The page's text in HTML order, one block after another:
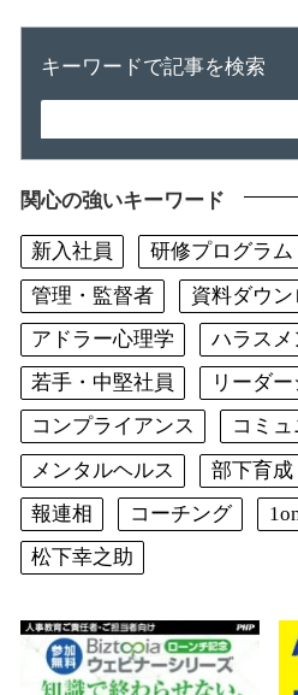
キーワードで記事を検索
関心の強いキーワード
新入社員 研修プログラム
管理・監督者
資料ダウン
アドラー心理学
ハラスメ
若手・中堅社員
リーダ
コンプライアンス
コミ
メンタルヘルス
部下育成
報連相
コーチング
松下幸之助